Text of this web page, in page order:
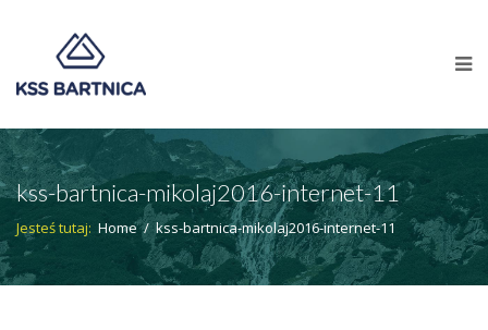
kss-bartnica-mikolaj2016-internet-11
Jesteś tutaj: Home / kss-bartnica-mikolaj2016-internet-11